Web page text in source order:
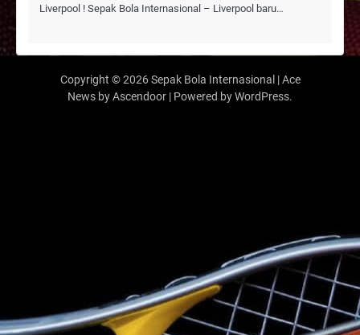
Liverpool ! Sepak Bola Internasional – Liverpool baru…
Copyright © 2026Sepak Bola Internasional| Ace
News byAscendoor | Powered byWordPress.